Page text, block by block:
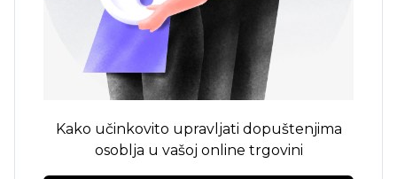
Kako učinkovito upravljati dopuštenjima
osoblja u vašoj online trgovini